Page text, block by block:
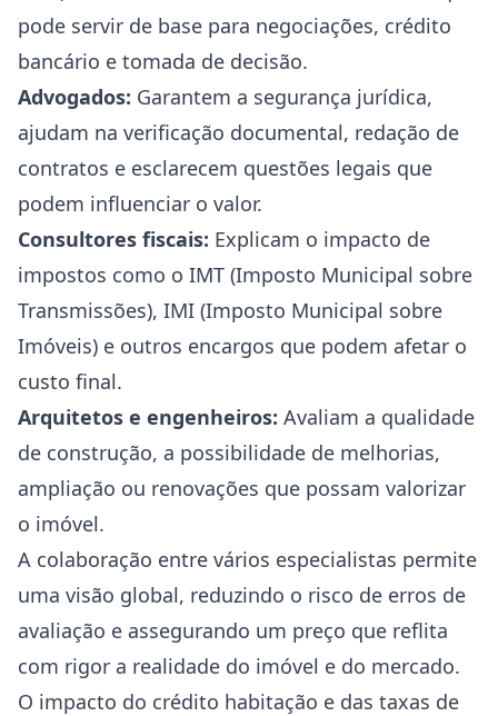
pode servir de base para negociações, crédito
bancário e tomada de decisão.
Advogados: Garantem a segurança jurídica,
ajudam na verificação documental, redação de
contratos e esclarecem questões legais que
podem influenciar o valor.
Consultores fiscais: Explicam o impacto de
impostos como o IMT (Imposto Municipal sobre
Transmissões), IMI (Imposto Municipal sobre
Imóveis) e outros encargos que podem afetar o
custo final.
Arquitetos e engenheiros: Avaliam a qualidade
de construção, a possibilidade de melhorias,
ampliação ou renovações que possam valorizar
o imóvel.
A colaboração entre vários especialistas permite
uma visão global, reduzindo o risco de erros de
avaliação e assegurando um preço que reflita
com rigor a realidade do imóvel e do mercado.
O impacto do crédito habitação e das taxas de